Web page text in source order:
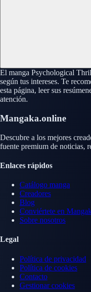
El manga Psychological
según tus intereses. Te
esta página, leer sus
atención.
Mangaka.online
Descubre a los mejores
fuente premium de noticias,
Enlaces rápidos
Catálogo manga
Creadores
Blog
Conviértete en
Sobre nosotros
Legal
Política de privacidad
Política de cookies
Contacto
Gestionar cookies